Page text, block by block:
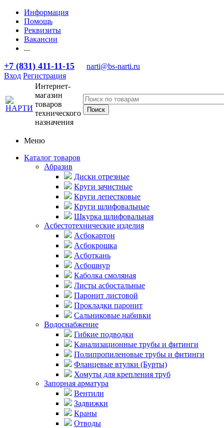
Информация
Помощь
Реквизиты
Вакансии
...
+7 (831) 411-11-15
narti@bs-narti.ru
Вход Регистрация
Интернет-
магазин
товаров
технического
назначения
Меню
Каталог товаров
Абразив
Диски отрезные
Круги зачистные
Круги лепестковые
Круги шлифовальные
Шкурка шлифовальная
Асбестотехнические изделия
Асбокартон
Асбокрошка
Асботкань
Асбошнур
Каболка смоляная
Листы асбостальные
Паронит листовой
Прокладки паронит
Сальниковые набивки
Водоснабжение
Гибкие подводки
Канализационные трубы и фитинги
Полипропиленовые трубы и фитинги
Фланцевые втулки (Бурты)
Хомуты для крепления труб
Запорная арматура
Вентили
Задвижки
Краны
Отводы